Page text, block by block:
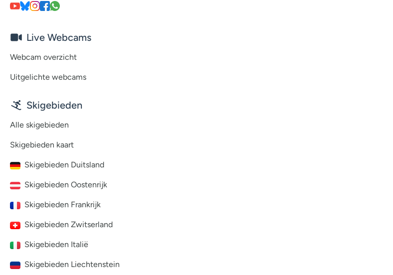
Live Webcams
Webcam overzicht
Uitgelichte webcams
Skigebieden
Alle skigebieden
Skigebieden kaart
Skigebieden Duitsland
Skigebieden Oostenrijk
Skigebieden Frankrijk
Skigebieden Zwitserland
Skigebieden Italië
Skigebieden Liechtenstein